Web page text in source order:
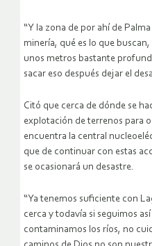
“Y la zona de por ahí de
minería, qué es lo que
unos metros bastante
sacar eso después dejar el
Citó que cerca de dónde se
explotación de terrenos para
encuentra la central
que de continuar con estas
se ocasionará un desastre.
“Ya tenemos suficiente con
cerca y todavía si seguimos
contaminamos los ríos, no